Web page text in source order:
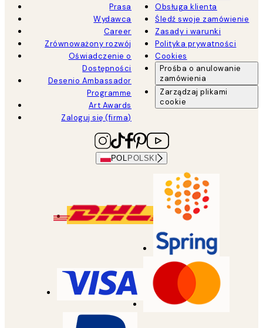
Prasa
Wydawca
Career
Zrównoważony rozwój
Oświadczenie o
Dostępności
Desenio Ambassador
Programme
Art Awards
Zaloguj się (firma)
Obsługa klienta
Śledź swoje zamówienie
Zasady i warunki
Polityka prywatności
Cookies
Prośba o anulowanie
zamówienia
Zarządzaj plikami
cookie
POL POLSKI